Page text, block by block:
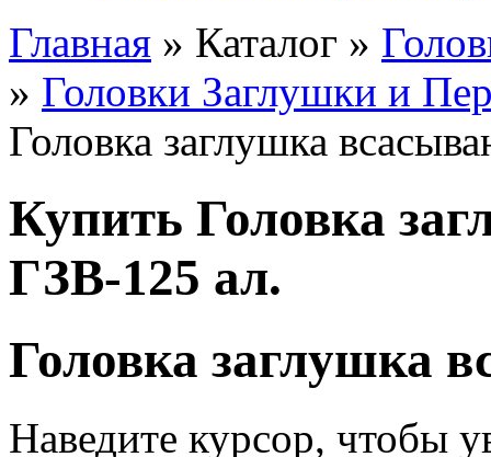
Главная » Каталог »
» Головки Заглушки и
Головка заглушка
Купить Головка
ГЗВ-125 ал.
Головка заглушка
Наведите курсор, чтобы